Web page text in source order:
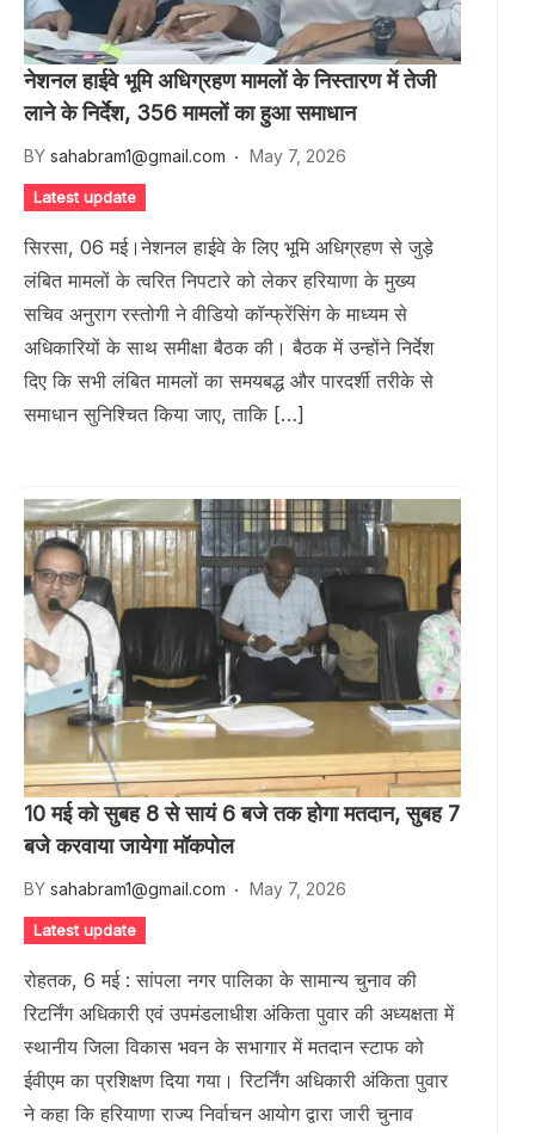
नेशनल हाईवे भूमि अधिग्रहण मामलों के निस्तारण में तेजी
लाने के निर्देश, 356 मामलों का हुआ समाधान
BY sahabram1@gmail.com May 7, 2026
Latest update
सिरसा, 06 मई।नेशनल हाईवे के लिए भूमि अधिग्रहण से जुड़े
लंबित मामलों के त्वरित निपटारे को लेकर हरियाणा के मुख्य
सचिव अनुराग रस्तोगी ने वीडियो कॉन्फ्रेंसिंग के माध्यम से
अधिकारियों के साथ समीक्षा बैठक की। बैठक में उन्होंने निर्देश
दिए कि सभी लंबित मामलों का समयबद्ध और पारदर्शी तरीके से
समाधान सुनिश्चित किया जाए, ताकि […]
10 मई को सुबह 8 से सायं 6 बजे तक होगा मतदान, सुबह 7
बजे करवाया जायेगा मॉकपोल
BY sahabram1@gmail.com May 7, 2026
Latest update
रोहतक, 6 मई : सांपला नगर पालिका के सामान्य चुनाव की
रिटर्निंग अधिकारी एवं उपमंडलाधीश अंकिता पुवार की अध्यक्षता में
स्थानीय जिला विकास भवन के सभागार में मतदान स्टाफ को
ईवीएम का प्रशिक्षण दिया गया। रिटर्निंग अधिकारी अंकिता पुवार
ने कहा कि हरियाणा राज्य निर्वाचन आयोग द्वारा जारी चुनाव